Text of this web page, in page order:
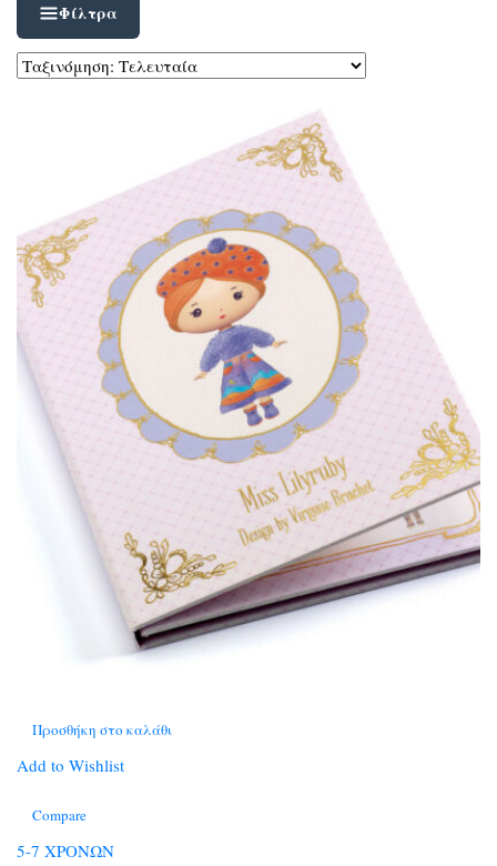
Φίλτρα
Προσθήκη στο καλάθι
Add to Wishlist
Compare
5-7 ΧΡΟΝΩΝ